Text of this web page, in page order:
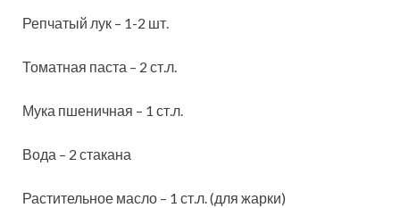
Репчатый лук – 1-2 шт.
Томатная паста – 2 ст.л.
Мука пшеничная – 1 ст.л.
Вода – 2 стакана
Растительное масло – 1 ст.л. (для жарки)